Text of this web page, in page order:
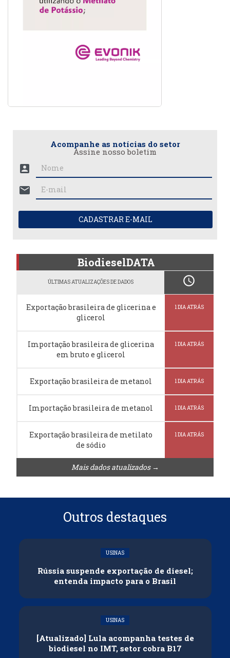
Acompanhe as notícias do setor
Assine nosso boletim
account_box
mail
CADASTRAR E-MAIL
BiodieselDATA
ÚLTIMAS ATUALIZAÇÕES DE DADOS schedule
Exportação brasileira de glicerina e
glicerol
1 DIA ATRÁS
Importação brasileira de glicerina
em bruto e glicerol
1 DIA ATRÁS
Exportação brasileira de metanol 1 DIA ATRÁS
Importação brasileira de metanol 1 DIA ATRÁS
Exportação brasileira de metilato
de sódio
1 DIA ATRÁS
Mais dados atualizados →
Outros destaques
USINAS
Rússia suspende exportação de diesel;
entenda impacto para o Brasil
USINAS
[Atualizado] Lula acompanha testes de
biodiesel no IMT, setor cobra B17